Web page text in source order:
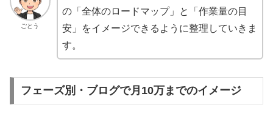
ごとう
の「全体のロードマップ」と「作業量の目
安」をイメージできるように整理していきま
す。
フェーズ別・ブログで月10万までのイメージ